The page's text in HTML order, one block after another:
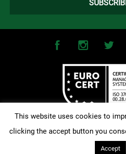
©2026OMONOIA FC. All Rights
| Designed and
This website uses cookies to
clicking the accept button you
Accept